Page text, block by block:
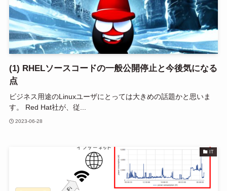
(1) RHELソースコードの一般公開停止と今後気になる
点
ビジネス用途のLinuxユーザにとっては大きめの話題かと思いま
す。 Red Hat社が、従...
2023-06-28
IT